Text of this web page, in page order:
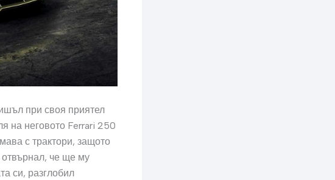
при своя приятел
на неговото Ferrari 250
с трактори, защото
че ще му
си, разглобил